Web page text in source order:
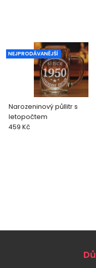
Narozeninový půllitr s
letopočtem
NEJPRODÁVANĚJŠÍ
459 Kč